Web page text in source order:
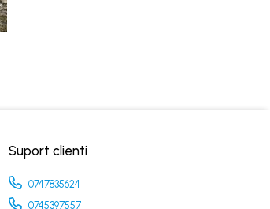
Suport clienti
0747835624
0745397557